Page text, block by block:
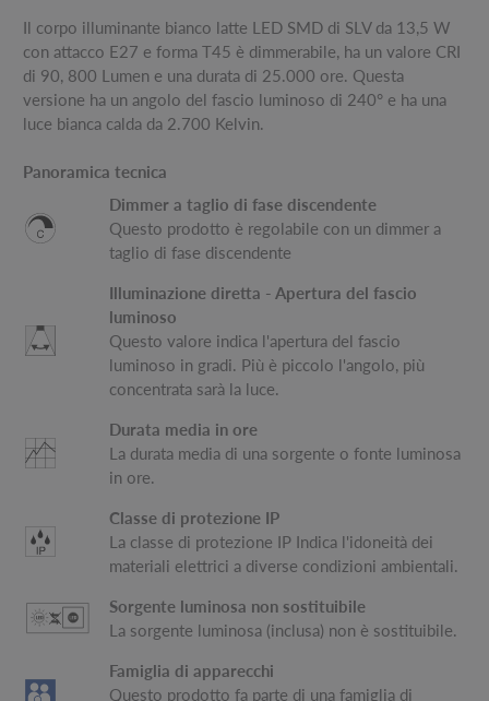
Il corpo illuminante bianco latte LED SMD di SLV da 13,5 W
con attacco E27 e forma T45 è dimmerabile, ha un valore CRI
di 90, 800 Lumen e una durata di 25.000 ore. Questa
versione ha un angolo del fascio luminoso di 240° e ha una
luce bianca calda da 2.700 Kelvin.
Panoramica tecnica
Dimmer a taglio di fase discendente
Questo prodotto è regolabile con un dimmer a
taglio di fase discendente
Illuminazione diretta - Apertura del fascio
luminoso
Questo valore indica l'apertura del fascio
luminoso in gradi. Più è piccolo l'angolo, più
concentrata sarà la luce.
Durata media in ore
La durata media di una sorgente o fonte luminosa
in ore.
Classe di protezione IP
La classe di protezione IP Indica l'idoneità dei
materiali elettrici a diverse condizioni ambientali.
Sorgente luminosa non sostituibile
La sorgente luminosa (inclusa) non è sostituibile.
Famiglia di apparecchi
Questo prodotto fa parte di una famiglia di